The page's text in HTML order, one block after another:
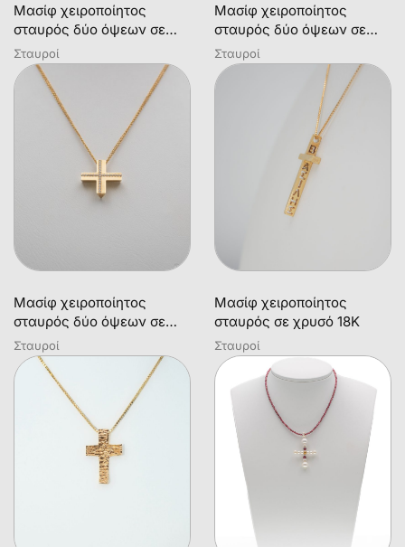
Μασίφ χειροποίητος
σταυρός δύο όψεων σε
χρυσό 18Κ
Σταυροί
Μασίφ χειροποίητος
σταυρός δύο όψεων σε
χρυσό 18Κ
Σταυροί
Μασίφ χειροποίητος
σταυρός δύο όψεων σε
χρυσό 18Κ με διαμάντια σε
κοπή brilliant
Σταυροί
Μασίφ χειροποίητος
σταυρός σε χρυσό 18Κ
Σταυροί